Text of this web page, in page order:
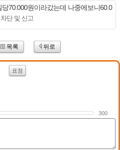
70.000원이라갔는데 나중에보니60.0
차단 및 신고
목록 뒤로
표정
300